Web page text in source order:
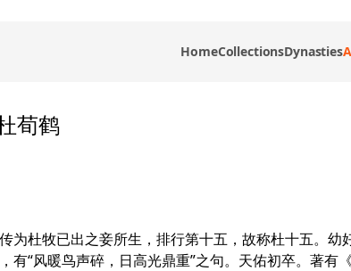
HomeCollectionsDynasties
荀鹤
杜牧已出之妾所生，排行第十五，故称杜十五。幼
“风暖鸟声碎，日高光鼎重”之句。天佑初卒。著有